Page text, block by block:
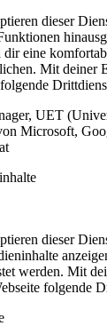
dieser
dir eine
Mit deiner
UET
Microsoft,
dieser
werden. Mit
folgende